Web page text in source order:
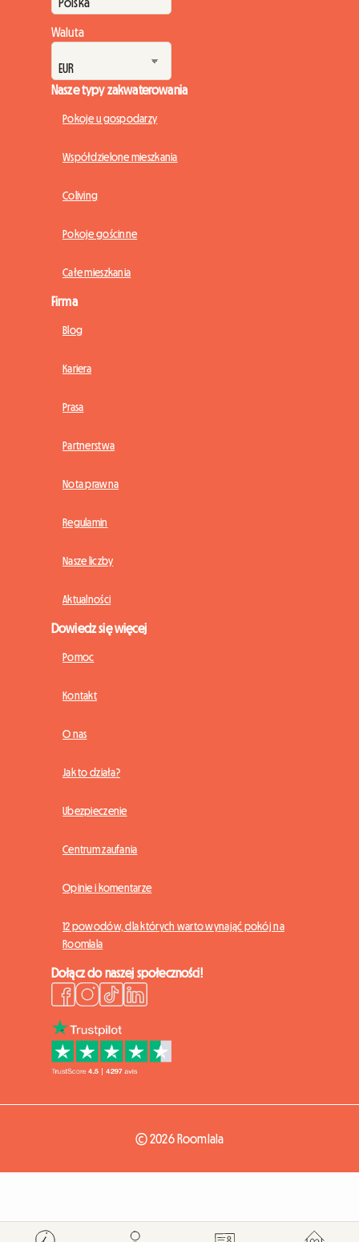
Waluta
Nasze typy zakwaterowania
Pokoje u gospodarzy
Współdzielone mieszkania
Coliving
Pokoje gościnne
Całe mieszkania
Firma
Blog
Kariera
Prasa
Partnerstwa
Nota prawna
Regulamin
Nasze liczby
Aktualności
Dowiedz się więcej
Pomoc
Kontakt
O nas
Jak to działa?
Ubezpieczenie
Centrum zaufania
Opinie i komentarze
12 powodów, dla których warto wynająć pokój na
Roomlala
Dołącz do naszej społeczności!
© 2026 Roomlala